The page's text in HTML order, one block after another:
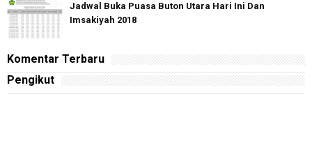
Jadwal Buka Puasa Buton Utara Hari Ini Dan
Imsakiyah 2018
Komentar Terbaru
Pengikut